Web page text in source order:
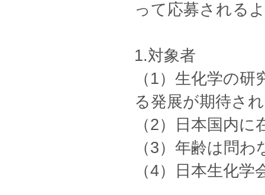
って応募される
1.対象者
（1）生化学の
る発展が期待さ
（2）日本国内
（3）年齢は問わ
（4）日本生化